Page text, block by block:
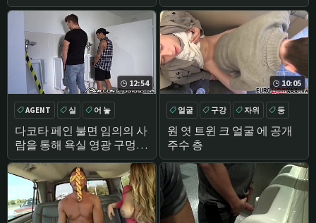
12:54
다코타 페인 불면 임의의 사
람을 통해 욕실 영광 구멍-
팔콘슈투디오스
AGENT 실
어 놓
긴 머리
10:05
원 엿 트윈 크 얼굴 에 공개
주수 층
얼굴 구강 자위 둥